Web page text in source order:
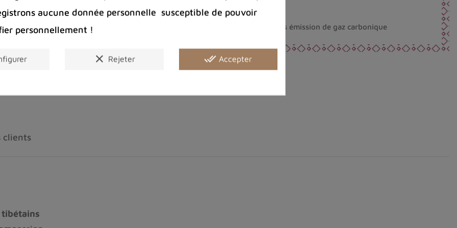
Entreprise éco-responsable.
Bijoux argent fabriqués sans émission de gaz carbonique
tibétains
clients
aucune donnée personnelle susceptible de pouvoir
personnellement !
clear Rejeter done_all Accepter